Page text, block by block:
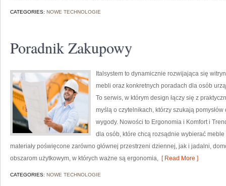
CATEGORIES: NOWE TECHNOLOGIE
Poradnik Zakupowy
Italsystem to dynamicznie rozwijająca się
mebli oraz konkretnych poradach dla osób
To serwis, w którym design łączy się z
myślą o czytelnikach, którzy szukają
wygody. Nowości to Ergonomia i Komfort i
dla osób, które chcą rozsądnie wybierać
materiały poświęcone zarówno głównej przestrzeni dziennej, jak i jadalni,
obszarom użytkowym, w których ważne są ergonomia, [ Read More ]
CATEGORIES: NOWE TECHNOLOGIE